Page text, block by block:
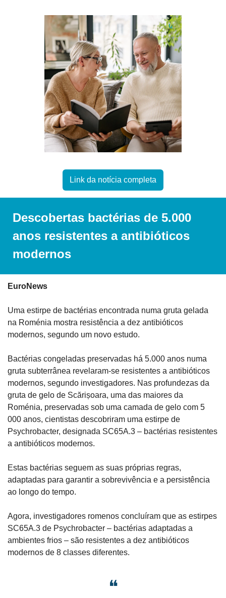
Link da notícia completa
Descobertas bactérias de 5.000
anos resistentes a antibióticos
modernos
EuroNews
Uma estirpe de bactérias encontrada numa gruta gelada
na Roménia mostra resistência a dez antibióticos
modernos, segundo um novo estudo.
Bactérias congeladas preservadas há 5.000 anos numa
gruta subterrânea revelaram-se resistentes a antibióticos
modernos, segundo investigadores. Nas profundezas da
gruta de gelo de Scărișoara, uma das maiores da
Roménia, preservadas sob uma camada de gelo com 5
000 anos, cientistas descobriram uma estirpe de
Psychrobacter, designada SC65A.3 – bactérias resistentes
a antibióticos modernos.
Estas bactérias seguem as suas próprias regras,
adaptadas para garantir a sobrevivência e a persistência
ao longo do tempo.
Agora, investigadores romenos concluíram que as estirpes
SC65A.3 de Psychrobacter – bactérias adaptadas a
ambientes frios – são resistentes a dez antibióticos
modernos de 8 classes diferentes.
❝